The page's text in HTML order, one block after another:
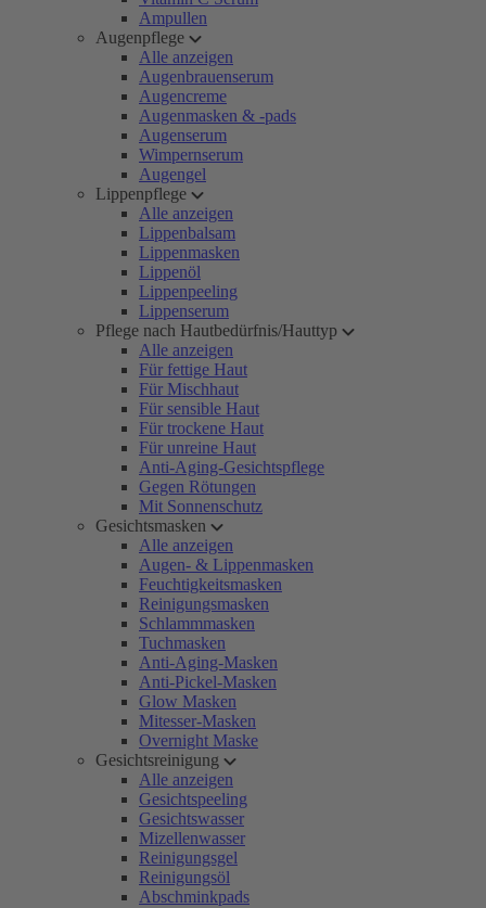
Ampullen
Augenpflege
Alle anzeigen
Augenbrauenserum
Augencreme
Augenmasken & -pads
Augenserum
Wimpernserum
Augengel
Lippenpflege
Alle anzeigen
Lippenbalsam
Lippenmasken
Lippenöl
Lippenpeeling
Lippenserum
Pflege nach Hautbedürfnis/Hauttyp
Alle anzeigen
Für fettige Haut
Für Mischhaut
Für sensible Haut
Für trockene Haut
Für unreine Haut
Anti-Aging-Gesichtspflege
Gegen Rötungen
Mit Sonnenschutz
Gesichtsmasken
Alle anzeigen
Augen- & Lippenmasken
Feuchtigkeitsmasken
Reinigungsmasken
Schlammmasken
Tuchmasken
Anti-Aging-Masken
Anti-Pickel-Masken
Glow Masken
Mitesser-Masken
Overnight Maske
Gesichtsreinigung
Alle anzeigen
Gesichtspeeling
Gesichtswasser
Mizellenwasser
Reinigungsgel
Reinigungsöl
Abschminkpads